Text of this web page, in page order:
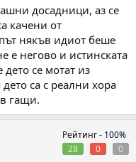
досадници, аз се
качени от
някъв идиот беше
е негово и истинската
се мотат из
са с реални хора
гащи.
Рейтинг - 100%
28
0 0